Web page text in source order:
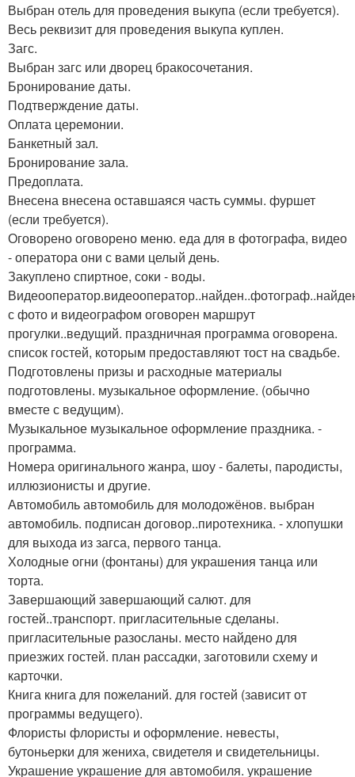
Выбран отель для проведения выкупа (если требуется).
Весь реквизит для проведения выкупа куплен.
Загс.
Выбран загс или дворец бракосочетания.
Бронирование даты.
Подтверждение даты.
Оплата церемонии.
Банкетный зал.
Бронирование зала.
Предоплата.
Внесена внесена оставшаяся часть суммы. фуршет
(если требуется).
Оговорено оговорено меню. еда для в фотографа, видео
- оператора они с вами целый день.
Закуплено спиртное, соки - воды.
с фото и видеографом оговорен маршрут
прогулки..ведущий. праздничная программа оговорена.
список гостей, которым предоставляют тост на свадьбе.
Подготовлены призы и расходные материалы
подготовлены. музыкальное оформление. (обычно
вместе с ведущим).
Музыкальное музыкальное оформление праздника. -
программа.
Номера оригинального жанра, шоу - балеты, пародисты,
иллюзионисты и другие.
Автомобиль автомобиль для молодожёнов. выбран
автомобиль. подписан договор..пиротехника. - хлопушки
для выхода из загса, первого танца.
Холодные огни (фонтаны) для украшения танца или
торта.
Завершающий завершающий салют. для
гостей..транспорт. пригласительные сделаны.
пригласительные разосланы. место найдено для
приезжих гостей. план рассадки, заготовили схему и
карточки.
Книга книга для пожеланий. для гостей (зависит от
программы ведущего).
Флористы флористы и оформление. невесты,
бутоньерки для жениха, свидетеля и свидетельницы.
Украшение украшение для автомобиля. украшение